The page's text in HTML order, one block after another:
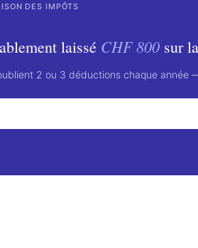
DES IMPÔTS
laissé CHF 800 sur
2 ou 3 déductions chaque année